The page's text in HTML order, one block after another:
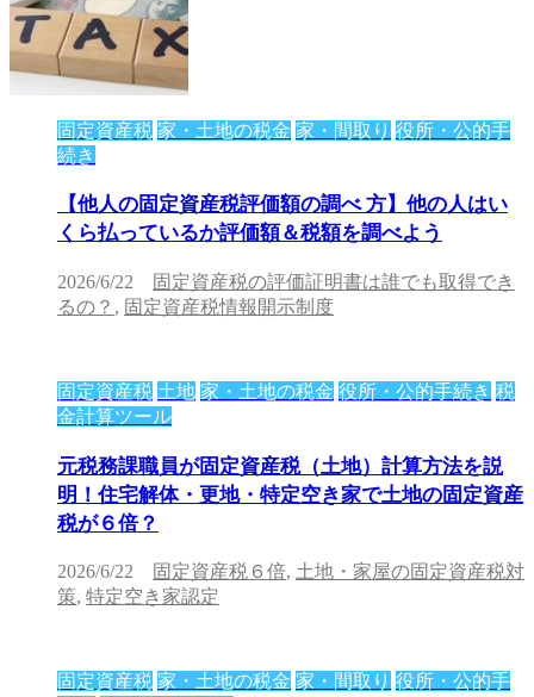
固定資産税 家・土地の税金 家・間取り 役所・公的手
続き
【他人の固定資産税評価額の調べ 方】他の人はい
くら払っているか評価額＆税額を調べよう
2026/6/22
固定資産税の評価証明書は誰でも取得でき
るの？ , 固定資産税情報開示制度
固定資産税 土地 家・土地の税金 役所・公的手続き 税
金計算ツール
元税務課職員が固定資産税（土地）計算方法を説
明！住宅解体・更地・特定空き家で土地の固定資産
税が６倍？
2026/6/22 固定資産税６倍, 土地・家屋の固定資産税対
策, 特定空き家認定
固定資産税 家・土地の税金 家・間取り 役所・公的手